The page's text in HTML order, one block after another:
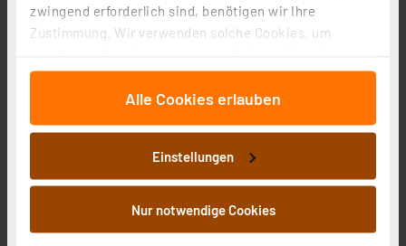
zwingend erforderlich sind, benötigen wir Ihre
Zustimmung. Wir verwenden solche Cookies, um
für soziale Medien anbieten zu können und die Zugriffe
auf unsere Website zu analysieren. Außerdem geben
wir Informationen zu Ihrer Verwendung unserer Website
an unsere Partner für soziale Medien, Werbung und
Analysen weiter. Unsere Partner führen diese
Informationen möglicherweise mit weiteren Daten
zusammen, die Sie ihnen bereitgestellt haben oder die
sie im Rahmen Ihrer Nutzung der Dienste gesammelt
Alle Cookies erlauben
Einstellungen
Nur notwendige Cookies